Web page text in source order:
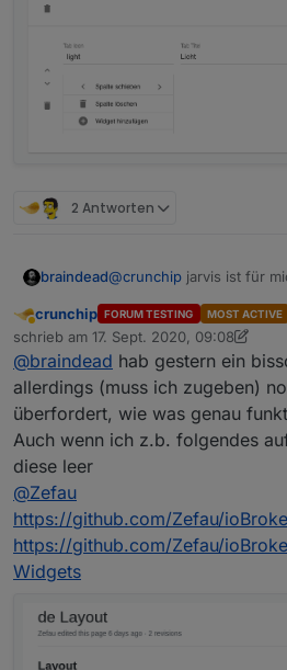
2 Antworten
braindead@crunchip jarvis ist für
Abwesend
crunchip FORUM TESTING MOST ACTIVE
schrieb am 17. Sept. 2020, 09:08
zuletzt editiert von crunchip
@braindead hab gestern ein
allerdings (muss ich zugeben)
überfordert, wie was genau
Auch wenn ich z.b. folgendes
diese leer
@Zefau
https://github.com/Zefau/
https://github.com/Zefau/
Widgets